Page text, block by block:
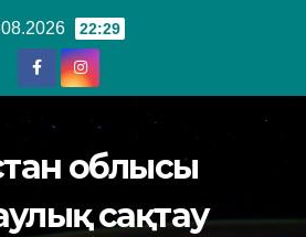
22:29
облысы
сақтау